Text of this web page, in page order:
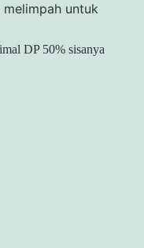
untuk
DP 50% sisanya